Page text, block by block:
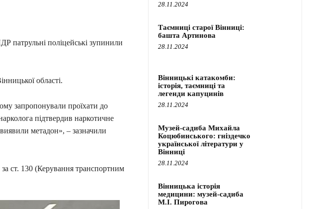
патрульні поліцейські зупинили
області.
запропонували проїхати до
підтвердив наркотичне
метадон», – зазначили
ст. 130 (Керування транспортним
28.11.2024
Таємниці старої Вінниці:
башта Артинова
28.11.2024
Вінницькі катакомби:
історія, таємниці та
легенди капуцинів
28.11.2024
Музей-садиба Михайла
Коцюбинського: гніздечко
української літератури у
Вінниці
28.11.2024
Вінницька історія
медицини: музей-садиба
М.І. Пирогова